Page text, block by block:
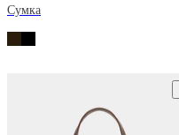
Сумка